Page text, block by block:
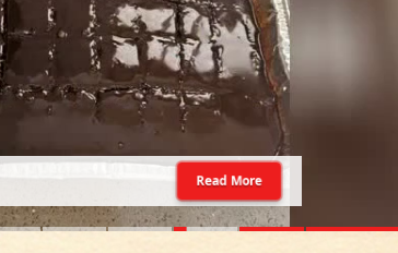
Read More